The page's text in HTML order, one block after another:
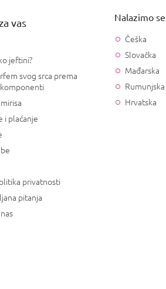
vas
jeftini?
svog srca prema
i plaćanje
privatnosti
pitanja
Nalazimo
Češka
Slovačka
Mađarska
Rumunjska
Hrvatska